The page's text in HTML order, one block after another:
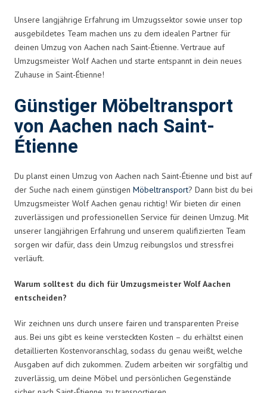
Unsere langjährige Erfahrung im Umzugssektor sowie unser top
ausgebildetes Team machen uns zu dem idealen Partner für
deinen Umzug von Aachen nach Saint-Étienne. Vertraue auf
Umzugsmeister Wolf Aachen und starte entspannt in dein neues
Zuhause in Saint-Étienne!
Günstiger Möbeltransport
von Aachen nach Saint-
Étienne
Du planst einen Umzug von Aachen nach Saint-Étienne und bist auf
der Suche nach einem günstigen Möbeltransport? Dann bist du bei
Umzugsmeister Wolf Aachen genau richtig! Wir bieten dir einen
zuverlässigen und professionellen Service für deinen Umzug. Mit
unserer langjährigen Erfahrung und unserem qualifizierten Team
sorgen wir dafür, dass dein Umzug reibungslos und stressfrei
verläuft.
Warum solltest du dich für Umzugsmeister Wolf Aachen
entscheiden?
Wir zeichnen uns durch unsere fairen und transparenten Preise
aus. Bei uns gibt es keine versteckten Kosten – du erhältst einen
detaillierten Kostenvoranschlag, sodass du genau weißt, welche
Ausgaben auf dich zukommen. Zudem arbeiten wir sorgfältig und
zuverlässig, um deine Möbel und persönlichen Gegenstände